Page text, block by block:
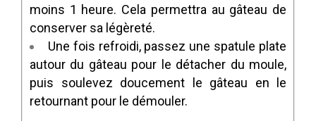
moins 1 heure. Cela permettra au gâteau de
conserver sa légèreté.
Une fois refroidi, passez une spatule plate
autour du gâteau pour le détacher du moule,
puis soulevez doucement le gâteau en le
retournant pour le démouler.